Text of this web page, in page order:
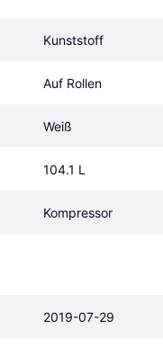
Kunststoff
Auf Rollen
Weiß
104.1 L
Kompressor
2019-07-29